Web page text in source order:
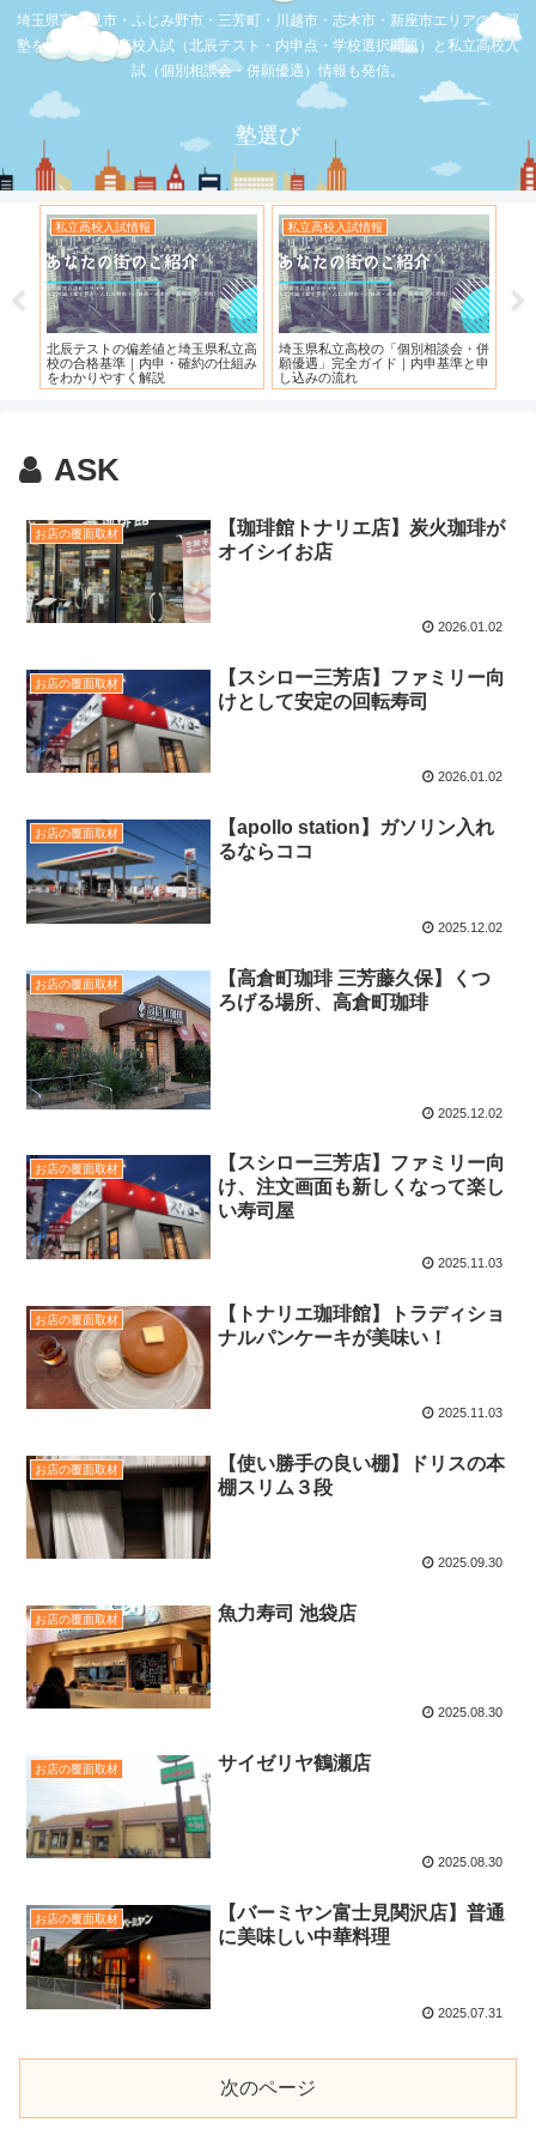
埼玉県富士見市・ふじみ野市・三芳町・川越市・志木市・新座市エリアの学習
塾を比較。公立高校入試（北辰テスト・内申点・学校選択問題）と私立高校入
試（個別相談会・併願優遇）情報も発信。
塾選び
私立高校入試情報
北辰テストの偏差値と埼玉県私立高
校の合格基準｜内申・確約の仕組み
をわかりやすく解説
私立高校入試情報
埼玉県私立高校の「個別相談会・併
願優遇」完全ガイド｜内申基準と申
し込みの流れ
ASK
お店の覆面取材
【珈琲館トナリエ店】炭火珈琲が
オイシイお店
2026.01.02
お店の覆面取材
【スシロー三芳店】ファミリー向
けとして安定の回転寿司
2026.01.02
お店の覆面取材
【apollo station】ガソリン入れ
るならココ
2025.12.02
お店の覆面取材
【高倉町珈琲 三芳藤久保】くつ
ろげる場所、高倉町珈琲
2025.12.02
お店の覆面取材
【スシロー三芳店】ファミリー向
け、注文画面も新しくなって楽し
い寿司屋
2025.11.03
お店の覆面取材
【トナリエ珈琲館】トラディショ
ナルパンケーキが美味い！
2025.11.03
お店の覆面取材
【使い勝手の良い棚】ドリスの本
棚スリム３段
2025.09.30
お店の覆面取材 魚力寿司 池袋店
2025.08.30
お店の覆面取材 サイゼリヤ鶴瀬店
2025.08.30
お店の覆面取材
【バーミヤン富士見関沢店】普通
に美味しい中華料理
2025.07.31
次のページ